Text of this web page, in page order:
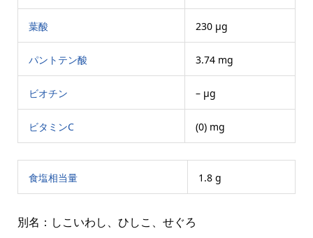
葉酸 230 μg
パントテン酸 3.74 mg
ビオチン – μg
ビタミンC (0) mg
食塩相当量 1.8 g
別名：しこいわし、ひしこ、せぐろ